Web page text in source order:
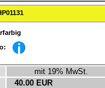
mit 19% MwSt.
40.00 EUR